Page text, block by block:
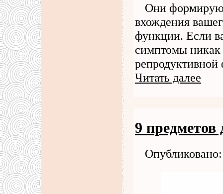
Они
вхождения
функции. Если
симптомы никак
Читать далее
9